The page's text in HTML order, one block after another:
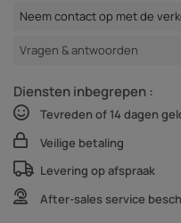
Neem contact op met de
Vragen & antwoorden
Diensten inbegrepen :
Tevreden of 14 dagen
Veilige betaling
Levering op afspraak
After-sales service